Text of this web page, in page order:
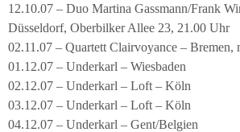
12.10.07 – Duo Martina Gassmann/Frank
Düsseldorf, Oberbilker Allee 23, 21.00 Uhr
02.11.07 – Quartett Clairvoyance – Bremen,
01.12.07 – Underkarl – Wiesbaden
02.12.07 – Underkarl – Loft – Köln
03.12.07 – Underkarl – Loft – Köln
04.12.07 – Underkarl – Gent/Belgien